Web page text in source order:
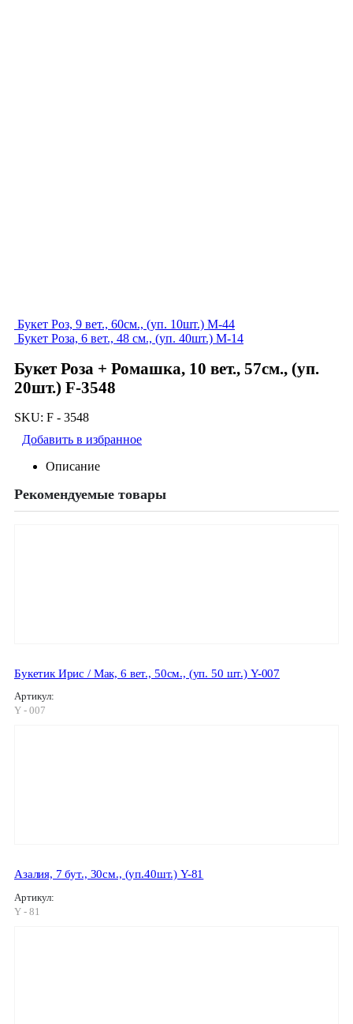
Букет Роз, 9 вет., 60см., (уп. 10шт.) M-44
Букет Роза, 6 вет., 48 см., (уп. 40шт.) M-14
Букет Роза + Ромашка, 10 вет., 57см., (уп.
20шт.) F-3548
SKU: F - 3548
Добавить в избранное
Описание
Рекомендуемые товары
Букетик Ирис / Мак, 6 вет., 50см., (уп. 50 шт.) Y-007
Артикул:
Y - 007
Азалия, 7 бут., 30см., (уп.40шт.) Y-81
Артикул:
Y - 81